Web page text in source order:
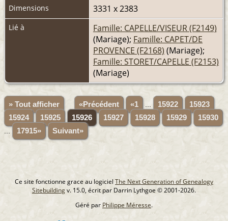
Dimensions 3331 x 2383
Lié à
Famille: CAPELLE/VISEUR (F2149)
(Mariage); Famille: CAPET/DE
PROVENCE (F2168) (Mariage);
Famille: STORET/CAPELLE (F2153)
(Mariage)
» Tout afficher «Précédent «1 15922
15923
15924
15925 15926 15927 15928 15929
15930
17915» Suivant»
Ce site fonctionne grace au logiciel The Next Generation of Genealogy
Sitebuildingv. 15.0, écrit par Darrin Lythgoe © 2001-2026.
Géré par Philippe Méresse.